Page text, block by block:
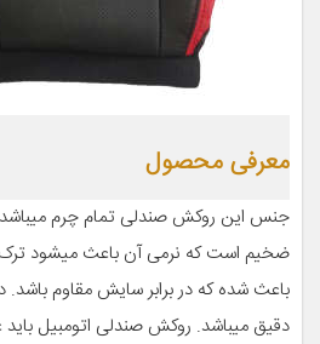
معرفی محصول
جنس این روکش صندلی تمام چرم
ضخیم است که نرمی آن باعث میشود
باعث شده که در برابر سایش مقاوم
دقیق میباشد. روکش صندلی اتومبیل باید